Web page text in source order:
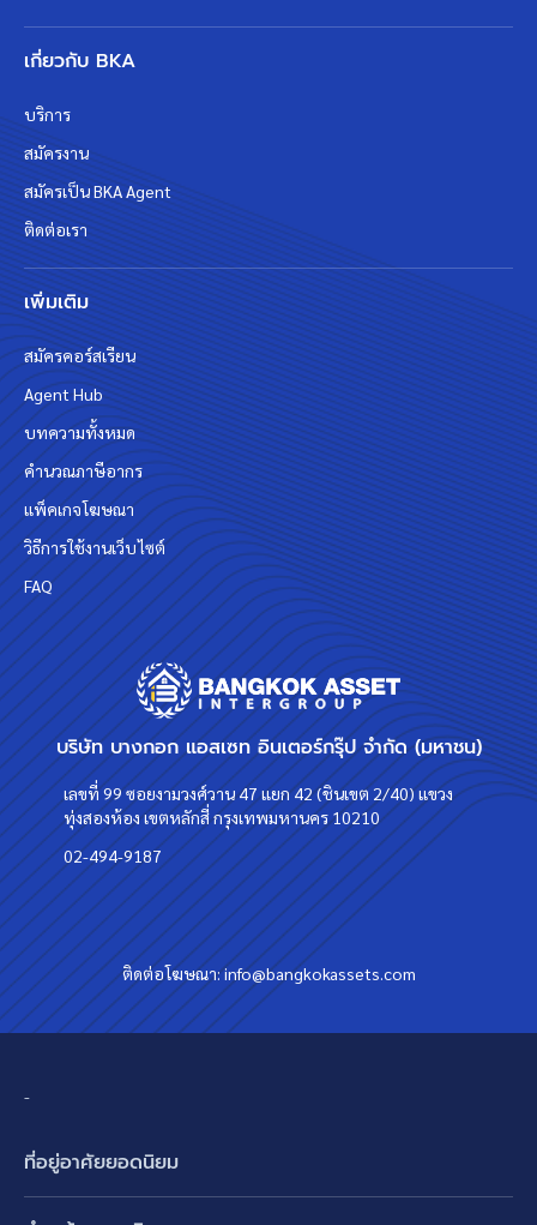
บริษัท บางกอก แอสเซท อินเตอร์กรุ๊ป จำกัด (มหาชน)
เลขที่ 99 ซอยงามวงศ์วาน 47 แยก 42 (ชินเขต 2/40) แขวง
ทุ่งสองห้อง เขตหลักสี่ กรุงเทพมหานคร 10210
02-494-9187
ติดต่อโฆษณา:info@bangkokassets.com
เกี่ยวกับ BKA
บริการ
สมัครงาน
สมัครเป็น BKA Agent
ติดต่อเรา
เพิ่มเติม
สมัครคอร์สเรียน
Agent Hub
บทความทั้งหมด
คำนวณภาษีอากร
แพ็คเกจโฆษณา
วิธีการใช้งานเว็บไซต์
FAQ
-
ที่อยู่อาศัยยอดนิยม